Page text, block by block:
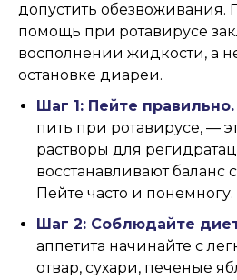
допустить обезвоживания.
помощь при ротавирусе
восполнении жидкости, а
остановке диареи.
Шаг 1: Пейте правильно.
пить при ротавирусе, —
растворы для
восстанавливают баланс
Пейте часто и понемногу.
Шаг 2: Соблюдайте
аппетита начинайте с
отвар, сухари, печеные